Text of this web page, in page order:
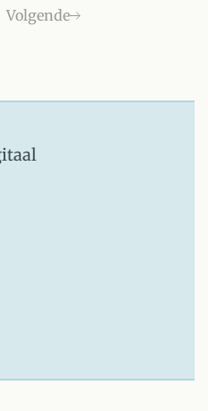
Volgende